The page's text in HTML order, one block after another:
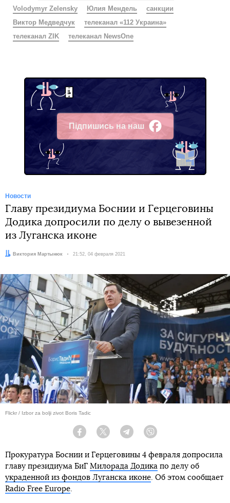
Volodymyr Zelensky
Юлия Мендель
санкции
Виктор Медведчук
телеканал «112 Украина»
телеканал ZIK
телеканал NewsOne
Підпишись на наш
Facebook
Новости
Главу президиума Боснии и Герцеговины
Додика допросили по делу о вывезенной
из Луганска иконе
Автор:Виктория Мартынюк Дата:
21:52, 04 февраля 2021
Flickr / Izbor za bolji zivot Boris Tadic
Facebook Twitter Telegram
Прокуратура Боснии и Герцеговины 4 февраля допросила
главу президиума БиГ Милорада Додика по делу об
украденной из фондов Луганска иконе . Об этом сообщает
Radio Free Europe